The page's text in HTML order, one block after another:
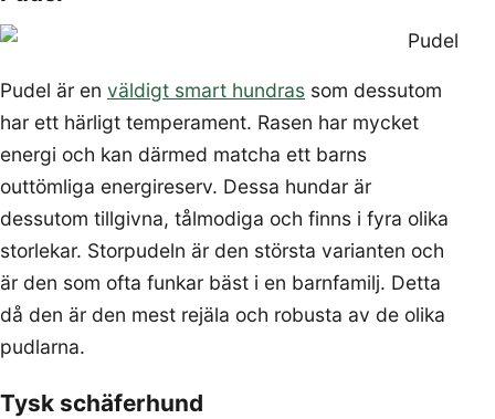
Pudel är en väldigt smart hundras som dessutom
har ett härligt temperament. Rasen har mycket
energi och kan därmed matcha ett barns
outtömliga energireserv. Dessa hundar är
dessutom tillgivna, tålmodiga och finns i fyra olika
storlekar. Storpudeln är den största varianten och
är den som ofta funkar bäst i en barnfamilj. Detta
då den är den mest rejäla och robusta av de olika
pudlarna.
Tysk schäferhund